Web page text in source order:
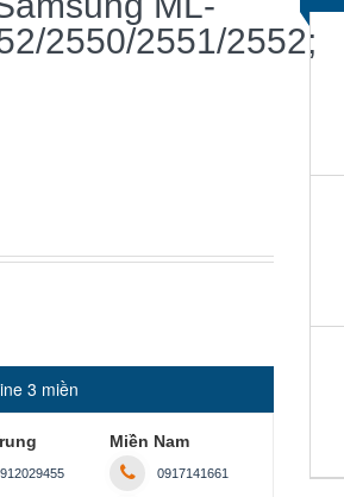
2550/2551/2552;
3 miền
Miền Nam
0917141661